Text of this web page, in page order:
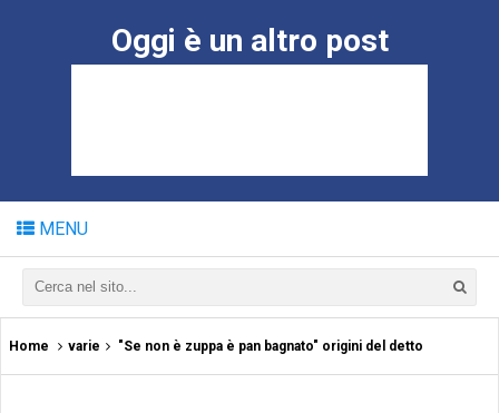
Oggi è un altro post
MENU
Home varie "Se non è zuppa è pan bagnato" origini del detto